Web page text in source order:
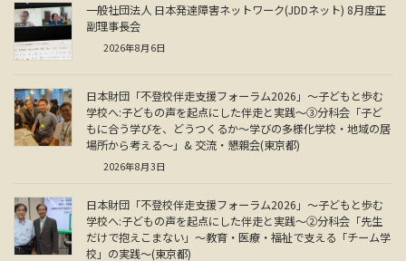
一般社団法人 日本発達障害ネットワーク(JDDネット) 8月度正
副理事長会
2026年8月6日
日本財団「不登校伴走支援フォーラム2026」～子どもと歩む
学校へ:子どもの声を起点にした伴走と実践～③分科会「子ど
もに合う学びを、どうつくるか～学びの多様化学校・地域の居
場所から考える～」& 交流・懇親会(東京都)
2026年8月3日
日本財団「不登校伴走支援フォーラム2026」～子どもと歩む
学校へ:子どもの声を起点にした伴走と実践～②分科会「先生
だけで抱えこまない」～教育・医療・福祉で支える「チーム学
校」の実践～(東京都)